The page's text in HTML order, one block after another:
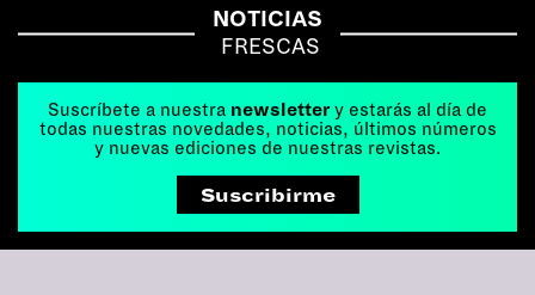
NOTICIAS
FRESCAS
Suscríbete a nuestra newsletter y estarás al día de
todas nuestras novedades, noticias, últimos números
y nuevas ediciones de nuestras revistas.
Suscribirme